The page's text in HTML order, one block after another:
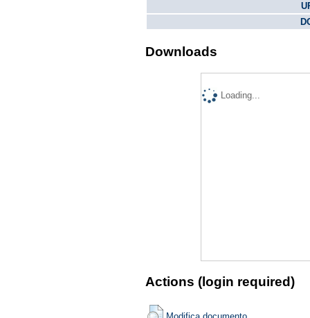
Downloads
Loading...
Actions (login required)